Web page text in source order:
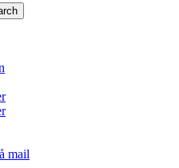
mail